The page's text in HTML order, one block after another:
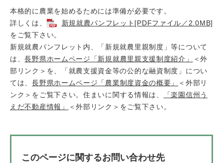
本格的に農業を始めるためには準備が必要です。
詳しくは、
新規就農パンフレット[PDFファイル／2.0MB]
をご覧下さい。
新規就農パンフレット内、「新規就農里親制度」等について
は、長野県ホームページ「新規就農里親支援制度紹介」
＜外
部リンク＞ を、「就農支援資金等の公的な融資制度」につい
ては、長野県ホームページ「農業制度資金の概要」
＜外部リ
ンク＞ をご覧下さい。住まいに関する情報は、
「楽園信州う
えだ不動産情報」
＜外部リンク＞ をご覧下さい。
このページに関するお問い合わせ先